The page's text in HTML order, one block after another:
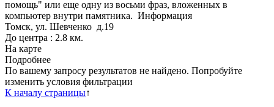
помощь" или еще одну из восьми фраз, вложенных в
компьютер внутри памятника. Информация
Томск, ул. Шевченко д.19
До центра : 2.8 км.
На карте
Подробнее
По вашему запросу результатов не найдено. Попробуйте
изменить условия фильтрации
К началу страницы↑